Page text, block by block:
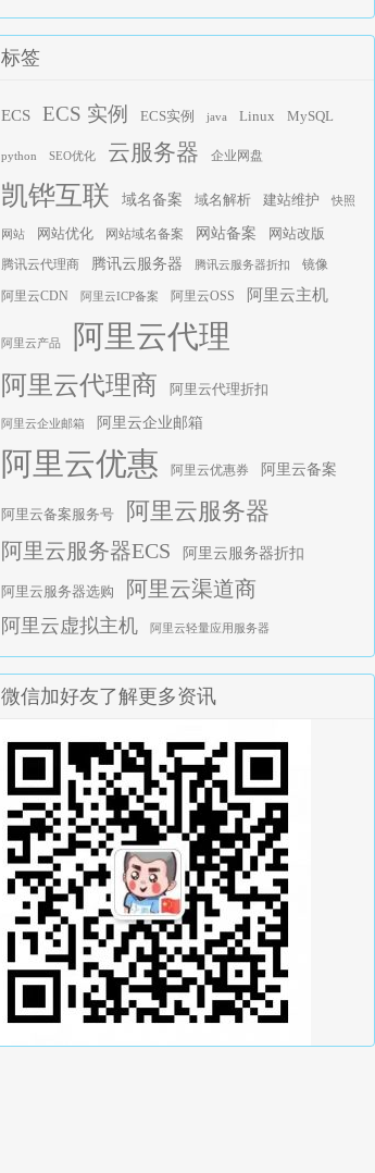
标签
ECS ECS 实例 ECS实例 java Linux MySQL
python SEO优化 云服务器 企业网盘
凯铧互联 域名备案 域名解析 建站维护 快照
网站 网站优化 网站域名备案 网站备案 网站改版
腾讯云代理商 腾讯云服务器 腾讯云服务器折扣 镜像
阿里云CDN 阿里云ICP备案 阿里云OSS 阿里云主机
阿里云产品 阿里云代理
阿里云代理商 阿里云代理折扣
阿里云企业邮箱 阿里云企业邮箱
阿里云优惠 阿里云优惠券 阿里云备案
阿里云备案服务号 阿里云服务器
阿里云服务器ECS 阿里云服务器折扣
阿里云服务器选购 阿里云渠道商
阿里云虚拟主机 阿里云轻量应用服务器
微信加好友了解更多资讯